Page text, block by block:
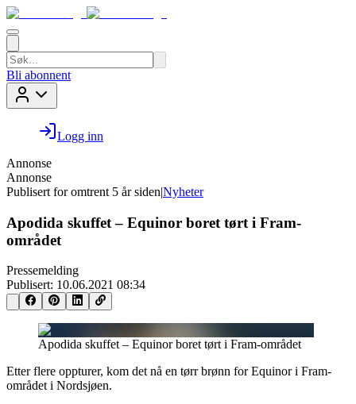
Bli abonnent
Logg inn
Annonse
Annonse
Publisert for omtrent 5 år siden|Nyheter
Apodida skuffet – Equinor boret tørt i Fram-
området
Pressemelding
Publisert: 10.06.2021 08:34
Apodida skuffet – Equinor boret tørt i Fram-området
Etter flere oppturer, kom det nå en tørr brønn for Equinor i Fram-
området i Nordsjøen.